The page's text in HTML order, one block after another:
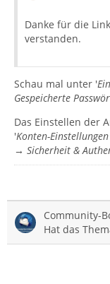
Danke für die
verstanden.
Schau mal unter '
Gespeicherte
Das Einstellen der
'Konten-
→ Sicherheit &
Community-
Hat das